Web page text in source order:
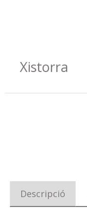
Xistorra
Descripció